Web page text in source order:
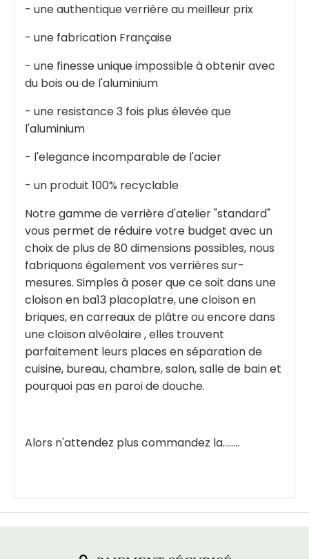
- une authentique verrière au meilleur prix
- une fabrication Française
- une finesse unique impossible à obtenir avec
du bois ou de l'aluminium
- une resistance 3 fois plus élevée que
l'aluminium
- l'elegance incomparable de l'acier
- un produit 100% recyclable
Notre gamme de verrière d'atelier "standard"
vous permet de réduire votre budget avec un
choix de plus de 80 dimensions possibles, nous
fabriquons également vos verrières sur-
mesures. Simples à poser que ce soit dans une
cloison en ba13 placoplatre, une cloison en
briques, en carreaux de plâtre ou encore dans
une cloison alvéolaire , elles trouvent
parfaitement leurs places en séparation de
cuisine, bureau, chambre, salon, salle de bain et
pourquoi pas en paroi de douche.
Alors n'attendez plus commandez la........